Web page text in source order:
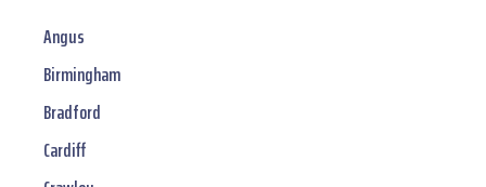
Angus
Birmingham
Bradford
Cardiff